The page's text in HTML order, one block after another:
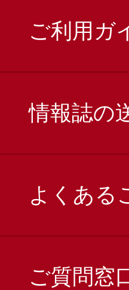
ご利用ガ
情報誌の
よくある
ご質問窓